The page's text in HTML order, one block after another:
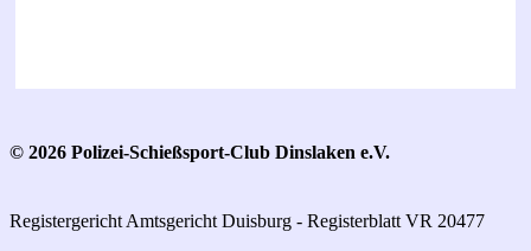
© 2026 Polizei-Schießsport-Club Dinslaken e.V.
Registergericht Amtsgericht Duisburg - Registerblatt VR 20477